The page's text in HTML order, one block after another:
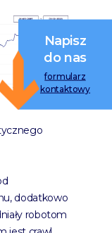
Napisz
do nas
formularz
kontaktowy
dodatkowo
robotom